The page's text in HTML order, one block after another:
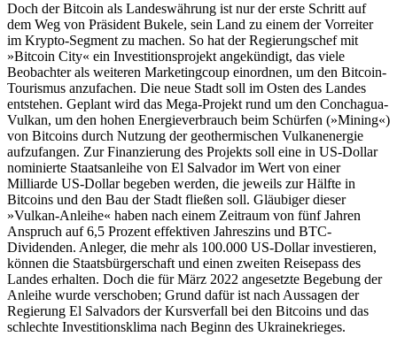
Doch der Bitcoin als Landeswährung ist nur der erste Schritt auf
dem Weg von Präsident Bukele, sein Land zu einem der Vorreiter
im Krypto-Segment zu machen. So hat der Regierungschef mit
»Bitcoin City« ein Investitionsprojekt angekündigt, das viele
Beobachter als weiteren Marketingcoup einordnen, um den Bitcoin-
Tourismus anzufachen. Die neue Stadt soll im Osten des Landes
entstehen. Geplant wird das Mega-Projekt rund um den Conchagua-
Vulkan, um den hohen Energieverbrauch beim Schürfen (»Mining«)
von Bitcoins durch Nutzung der geothermischen Vulkanenergie
aufzufangen. Zur Finanzierung des Projekts soll eine in US-Dollar
nominierte Staatsanleihe von El Salvador im Wert von einer
Milliarde US-Dollar begeben werden, die jeweils zur Hälfte in
Bitcoins und den Bau der Stadt fließen soll. Gläubiger dieser
»Vulkan-Anleihe« haben nach einem Zeitraum von fünf Jahren
Anspruch auf 6,5 Prozent effektiven Jahreszins und BTC-
Dividenden. Anleger, die mehr als 100.000 US-Dollar investieren,
können die Staatsbürgerschaft und einen zweiten Reisepass des
Landes erhalten. Doch die für März 2022 angesetzte Begebung der
Anleihe wurde verschoben; Grund dafür ist nach Aussagen der
Regierung El Salvadors der Kursverfall bei den Bitcoins und das
schlechte Investitionsklima nach Beginn des Ukrainekrieges.